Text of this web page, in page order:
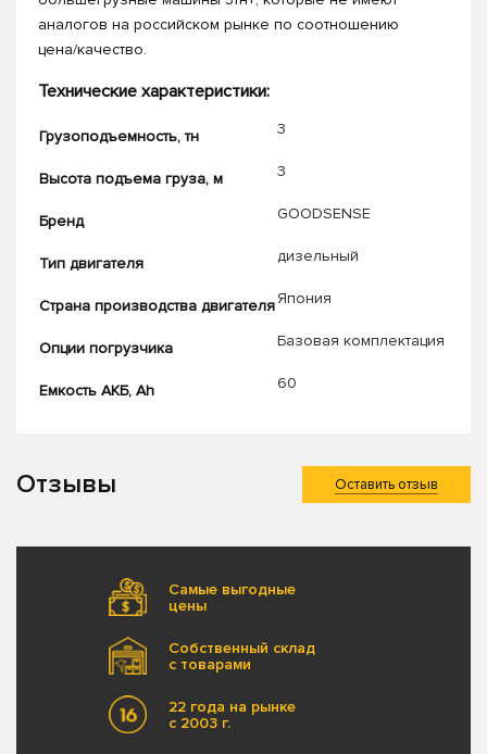
аналогов на российском рынке по соотношению
цена/качество.
Технические характеристики:
Грузоподъемность, тн 3
Высота подъема груза, м 3
Бренд GOODSENSE
Тип двигателя дизельный
Страна производства двигателяЯпония
Опции погрузчика Базовая комплектация
Емкость АКБ, Ah 60
Отзывы Оставить отзыв
Самые выгодные
цены
Собственный склад
с товарами
22 года на рынке
с 2003 г.